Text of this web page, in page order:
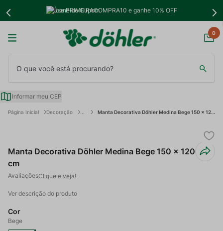
Use PRIMEIRACOMPRA10 e ganhe 10% OFF
0
Informar meu CEP
Decoração Manta Decorativa Döhler Medina Bege 150 x 120 cm
Manta Decorativa Döhler Medina Bege 150 x 120
cm
Clique e veja!
Ver descrição do produto
Cor
Bege